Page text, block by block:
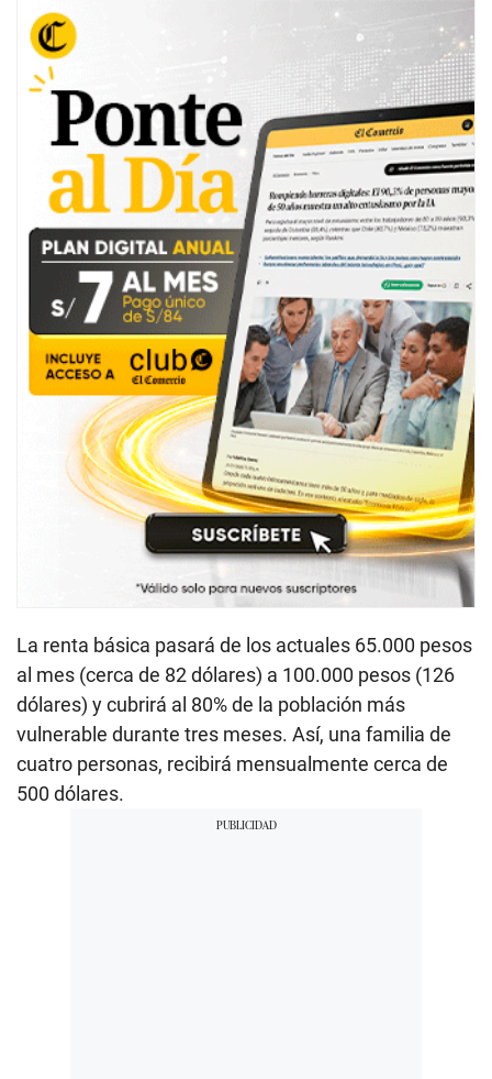
La renta básica pasará de los actuales 65.000 pesos
al mes (cerca de 82 dólares) a 100.000 pesos (126
dólares) y cubrirá al 80% de la población más
vulnerable durante tres meses. Así, una familia de
cuatro personas, recibirá mensualmente cerca de
500 dólares.